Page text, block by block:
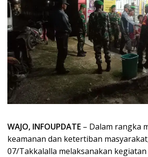
WAJO, INFOUPDATE – Dalam rangka
keamanan dan ketertiban
07/Takkalalla melaksanakan